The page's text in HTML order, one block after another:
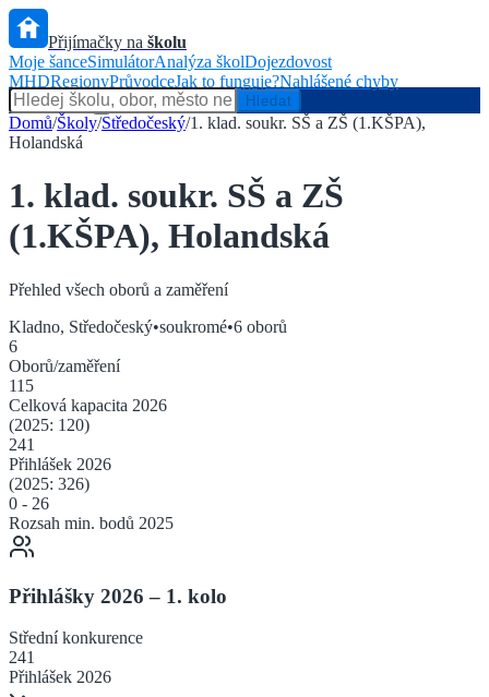
Přijímačky na školu
Moje šanceSimulátorAnalýza školDojezdovost
MHDRegionyPrůvodceJak to funguje?Nahlášené chyby
Hlídač státu
Hledat
Domů/Školy/Středočeský/1. klad. soukr. SŠ a ZŠ (1.KŠPA),
Holandská
1. klad. soukr. SŠ a ZŠ
(1.KŠPA), Holandská
Přehled všech oborů a zaměření
Kladno, Středočeský•soukromé•6 oborů
6
Oborů/zaměření
115
Celková kapacita 2026
(2025: 120)
241
Přihlášek 2026
(2025: 326)
0 - 26
Rozsah min. bodů 2025
Přihlášky 2026 – 1. kolo
Středníkonkurence
241
Přihlášek 2026